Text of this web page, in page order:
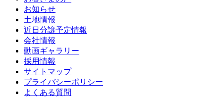
お知らせ
土地情報
近日分譲予定情報
会社情報
動画ギャラリー
採用情報
サイトマップ
プライバシーポリシー
よくある質問